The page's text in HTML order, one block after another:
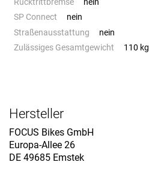
Rücktrittbremse
nein
SP Connect
nein
Straßenausstattung
nein
Zulässiges Gesamtgewicht
110 kg
Hersteller
FOCUS Bikes GmbH
Europa-Allee 26
DE 49685 Emstek